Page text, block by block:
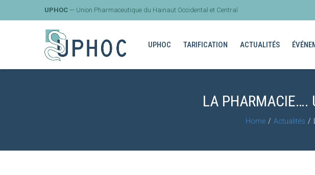
UPHOC — Union Pharmaceutique du Hainaut Occidental et Central
UPHOC TARIFICATION ACTUALITÉS
LA PHARMACIE….
Home Actualités